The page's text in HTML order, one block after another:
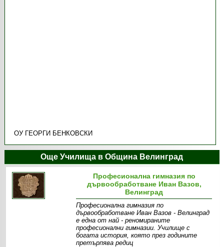
ОУ ГЕОРГИ БЕНКОВСКИ
Още Училища в Община Велинград
Професионална гимназия по
дървообработване Иван Вазов,
Велинград
Професионална гимназия по
дървообработване Иван Вазов - Велинград
е една от най - реномираните
професионални гимназии. Училище с
богата история, която през годините
претърпява редиц